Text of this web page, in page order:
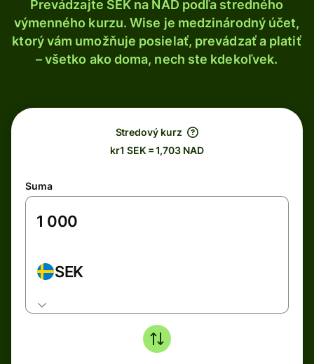
Prevádzajte SEK na NAD podľa stredného
výmenného kurzu. Wise je medzinárodný účet,
ktorý vám umožňuje posielať, prevádzať a platiť
– všetko ako doma, nech ste kdekoľvek.
Stredový kurz
kr1 SEK = 1,703 NAD
Suma
SEK